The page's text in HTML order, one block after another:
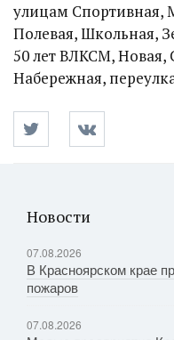
улицам Спортивная,
Полевая, Школьная,
50 лет ВЛКСМ, Новая,
Набережная,
Новости
07.08.2026
В Красноярском крае
пожаров
07.08.2026